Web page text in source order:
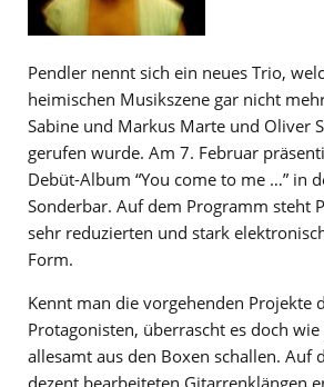
Pendler nennt sich ein neues Trio,
heimischen Musikszene gar nicht
Sabine und Markus Marte und Oliver
gerufen wurde. Am 7. Februar
Debüt-Album “You come to me …” in
Sonderbar. Auf dem Programm steht
sehr reduzierten und stark
Form.
Kennt man die vorgehenden Projekte
Protagonisten, überrascht es doch
allesamt aus den Boxen schallen. Auf
dezent bearbeiteten Gitarrenklängen